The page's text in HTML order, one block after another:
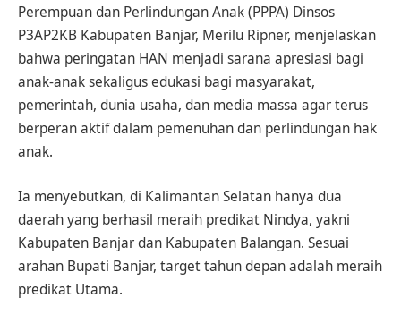
Perempuan dan Perlindungan Anak (PPPA) Dinsos
P3AP2KB Kabupaten Banjar, Merilu Ripner, menjelaskan
bahwa peringatan HAN menjadi sarana apresiasi bagi
anak-anak sekaligus edukasi bagi masyarakat,
pemerintah, dunia usaha, dan media massa agar terus
berperan aktif dalam pemenuhan dan perlindungan hak
anak.
Ia menyebutkan, di Kalimantan Selatan hanya dua
daerah yang berhasil meraih predikat Nindya, yakni
Kabupaten Banjar dan Kabupaten Balangan. Sesuai
arahan Bupati Banjar, target tahun depan adalah meraih
predikat Utama.